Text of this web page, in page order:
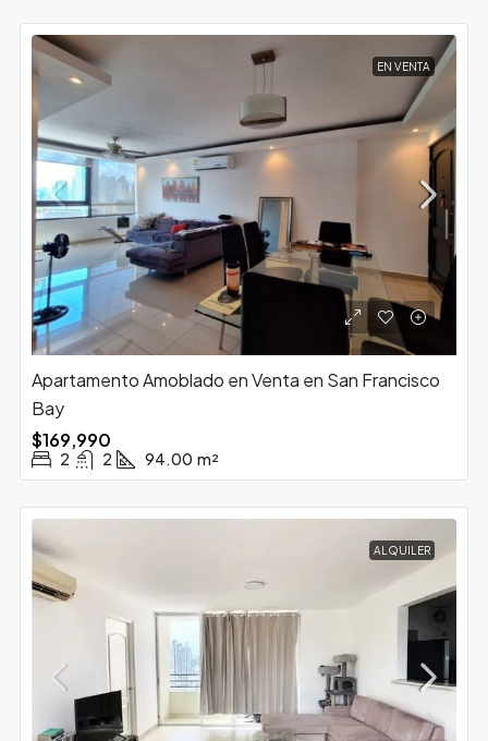
EN VENTA
Apartamento Amoblado en Venta en San Francisco
Bay
$169,990
2 2 94.00 m²
ALQUILER